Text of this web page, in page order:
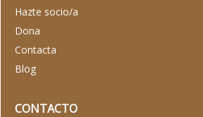
Hazte socio/a
Dona
Contacta
Blog
CONTACTO